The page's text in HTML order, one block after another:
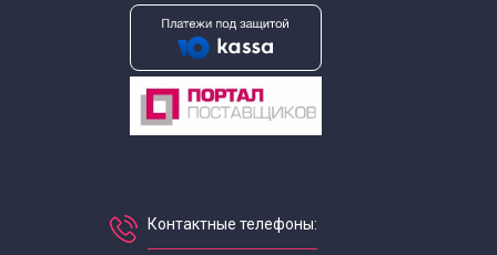
Контактные телефоны: